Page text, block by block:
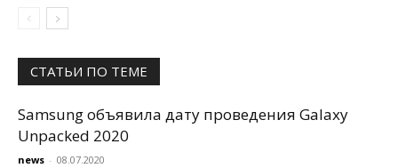
СТАТЬИ ПО ТЕМЕ
Samsung объявила дату проведения Galaxy
Unpacked 2020
news - 08.07.2020